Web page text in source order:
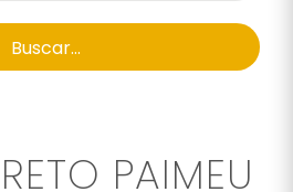
Buscar...
PAIMEU